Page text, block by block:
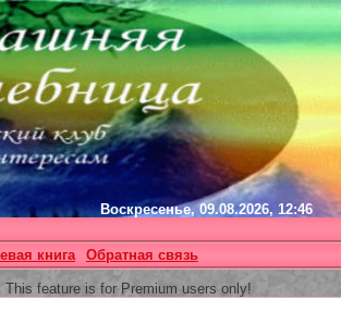
Воскресенье, 09.08.2026, 12:46
книга Обратная связь
This feature is for Premium users only!